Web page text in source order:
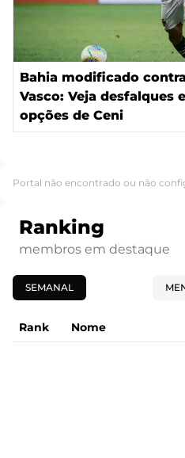
Bahia modificado
Vasco: Veja desfalques e
opções de Ceni
Portal não encontrado ou não
Ranking
membros em destaque
SEMANAL
Rank Nome